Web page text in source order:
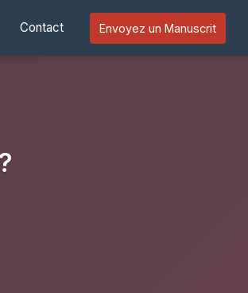
Contact Envoyez un Manuscrit